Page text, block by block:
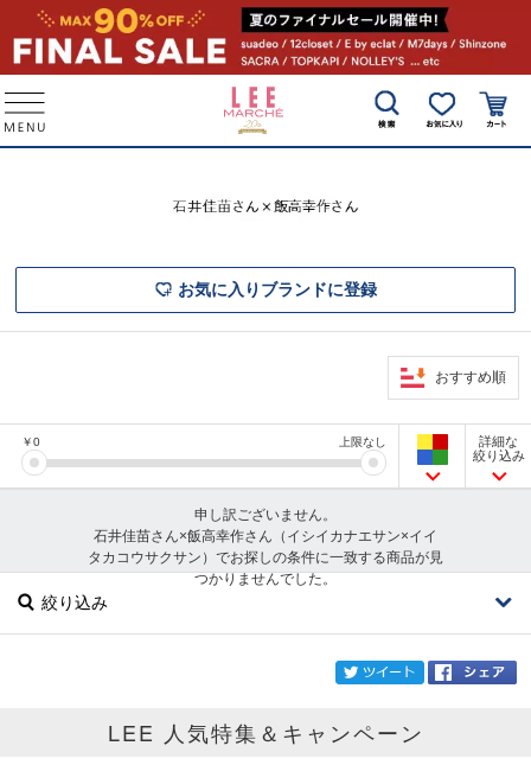
お気に入りブランドに登録
おすすめ順
￥0 上限なし
詳細な
絞り込み
申し訳ございません。
石井佳苗さん×飯高幸作さん（イシイカナエサン×イイ
タカコウサクサン）でお探しの条件に一致する商品が見
つかりませんでした。
絞り込み
LEE 人気特集＆キャンペーン